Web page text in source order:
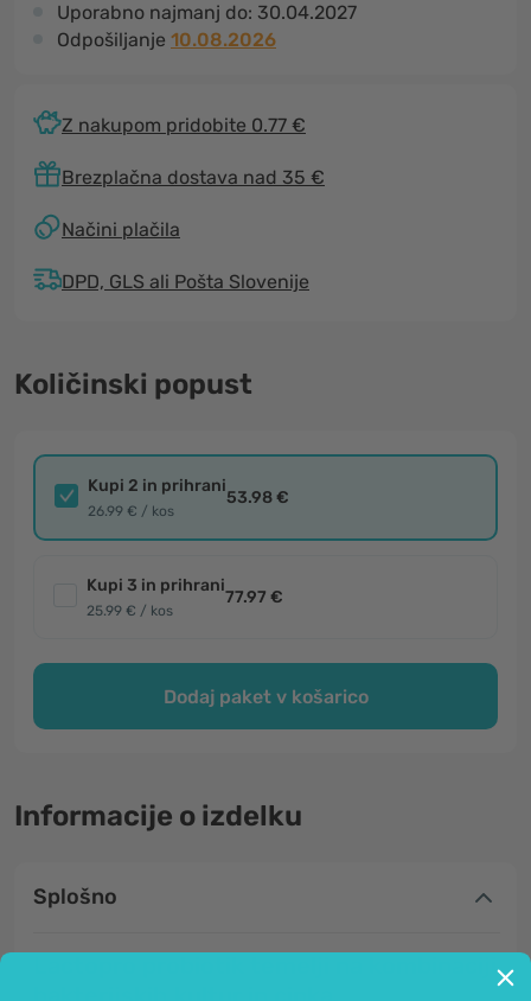
Uporabno najmanj do: 30.04.2027
Odpošiljanje 10.08.2026
Z nakupom pridobite 0.77 €
Brezplačna dostava nad 35 €
Načini plačila
DPD, GLS ali Pošta Slovenije
Količinski popust
Kupi 2 in prihrani
26.99 € / kos
53.98 €
Kupi 3 in prihrani
25.99 € / kos
77.97 €
Dodaj paket v košarico
Informacije o izdelku
Splošno